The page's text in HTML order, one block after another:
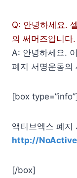
Q: 안녕하세요.
의 써머즈입니다.
A: 안녕하세요.
폐지 서명운동의
[box type=”info”]
액티브엑스 폐지
http://
[/box]